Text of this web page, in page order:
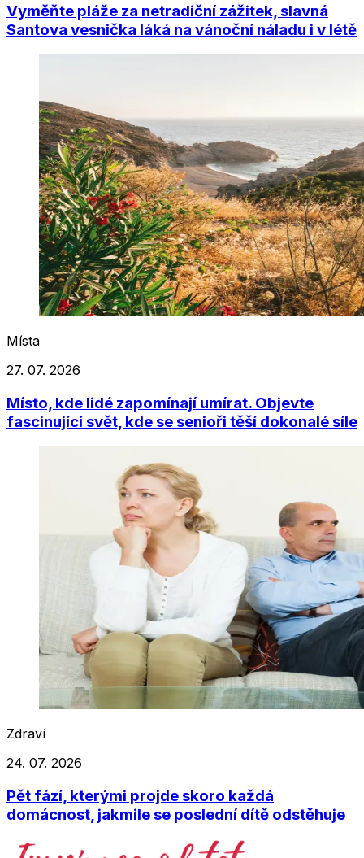
Vyměňte pláže za netradiční zážitek, slavná
Santova vesnička láká na vánoční náladu i v létě
Místa
27. 07. 2026
Místo, kde lidé zapomínají umírat. Objevte
fascinující svět, kde se senioři těší dokonalé síle
Zdraví
24. 07. 2026
Pět fází, kterými projde skoro každá
domácnost, jakmile se poslední dítě odstěhuje